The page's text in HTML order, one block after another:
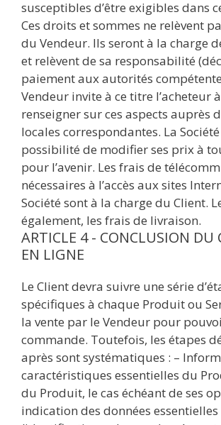
susceptibles d’être exigibles dans
Ces droits et sommes ne relèvent
du Vendeur. Ils seront à la charge
et relèvent de sa responsabilité
paiement aux autorités
Vendeur invite à ce titre l’acheteur
renseigner sur ces aspects auprès
locales correspondantes. La
possibilité de modifier ses prix à
pour l’avenir. Les frais de
nécessaires à l’accès aux sites
Société sont à la charge du Client.
également, les frais de livraison.
ARTICLE 4 - CONCLUSION DU
EN LIGNE
Le Client devra suivre une série
spécifiques à chaque Produit ou
la vente par le Vendeur pour
commande. Toutefois, les étapes
après sont systématiques : –
caractéristiques essentielles du
du Produit, le cas échéant de ses
indication des données